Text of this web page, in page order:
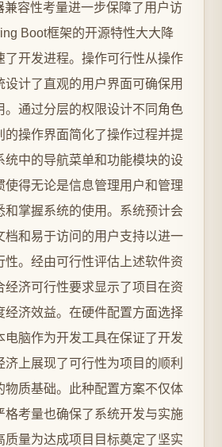
兼容性考量进一步保障了用户访
Boot框架的开源特性大大降
了开发进程。操作可行性从操作
设计了直观的用户界面可确保用
。通过分层的权限设计不同角色
的操作界面简化了操作过程并提
统中的导航菜单和功能模块的设
使得无论是信息管理用户和管理
和掌握系统的使用。系统预计会
档和易于访问的用户支持以进一
性。经由可行性评估上述软件资
经济可行性要求显示了项目在资
经济效益。在硬件配置方面选择
电脑作为开发工具在保证了开发
济上展现了可行性为项目的顺利
物质基础。此种配置方案不仅体
格考量也确保了系统开发与实施
质量为达成项目目标奠定了坚实